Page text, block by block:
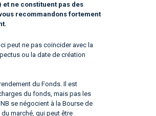
et ne constituent pas des
recommandons fortement
peut ne pas coïncider avec la
ou la date de création
du Fonds. Il est
du fonds, mais pas les
se négocient à la Bourse de
marché, qui peut être